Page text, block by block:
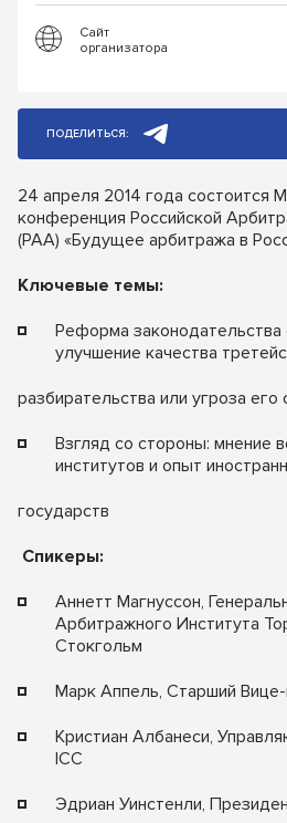
Сайт
организатора
ПОДЕЛИТЬСЯ:
24 апреля 2014 года состоится
конференция Российской
(РАА) «Будущее арбитража в
Ключевые темы:
Реформа законодательства
улучшение качества
разбирательства или угроза
Взгляд со стороны: мнение
институтов и опыт
государств
Спикеры:
Аннетт Магнуссон,
Арбитражного Института
Стокгольм
Марк Аппель, Старший Вице-
Кристиан Албанеси,
ICC
Эдриан Уинстенли,